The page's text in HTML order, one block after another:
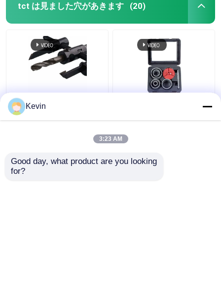
tct は見ました穴があきます (20)
30-120mm 調節可能な
TCTホールソー 木工用
7pcs タングメン・カー
Kevin
3:23 AM
Good day, what product are you looking
for?